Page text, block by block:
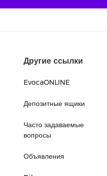
Другие ссылки
EvocaONLINE
Депозитные ящики
Часто задаваемые
вопросы
Объявления